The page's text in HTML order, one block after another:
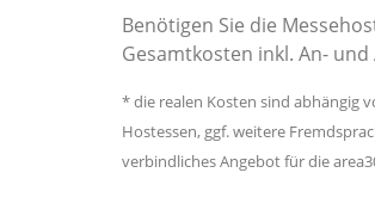
Benötigen Sie die
Gesamtkosten inkl. An-
* die realen Kosten sind abhängig
Hostessen, ggf. weitere
verbindliches Angebot für die